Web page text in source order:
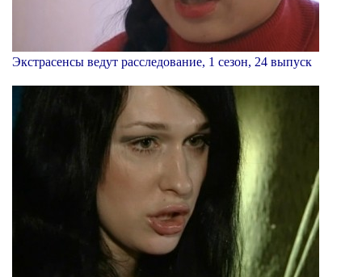
Экстрасенсы ведут расследование, 1 сезон, 24 выпуск